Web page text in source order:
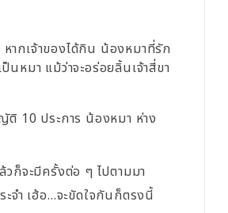
หากเจ้าของได้กิน น้องหมาที่รัก
หมา แม้ว่าจะอร่อยลิ้นเจ้าสี่ขา
10 ประการ น้องหมา ห่าง
วก็จะมีครั้งต่อ ๆ ไปตามมา
จำ เฮ้อ…จะขัดใจกันก็ตรงนี้